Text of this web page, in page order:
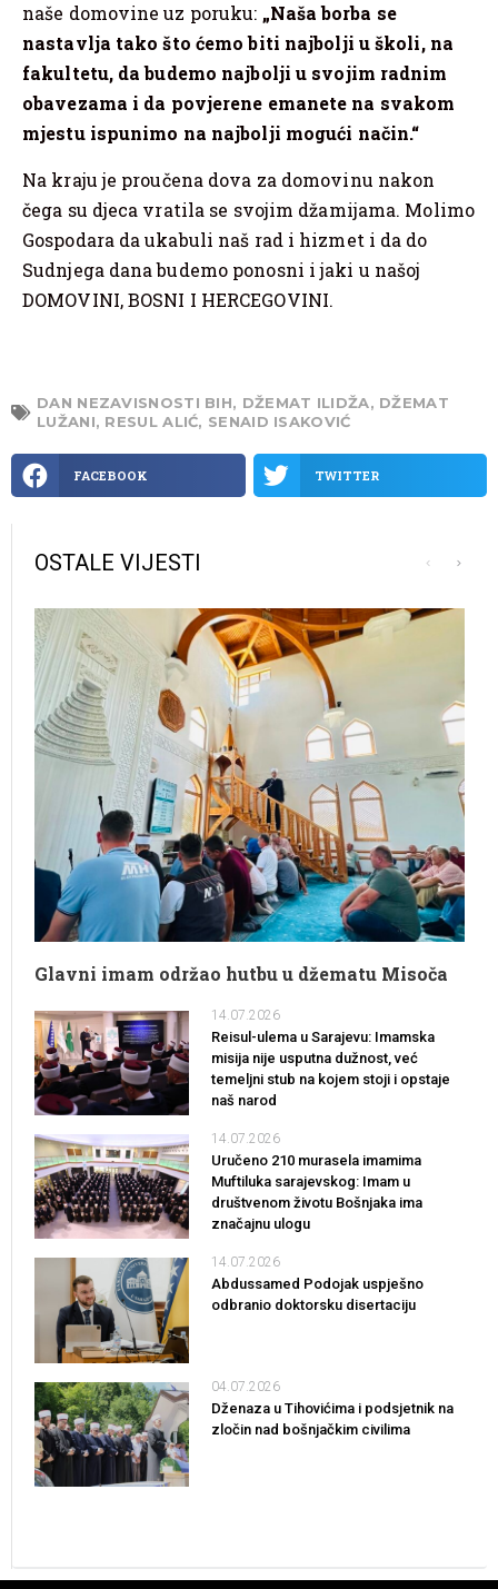
naše domovine uz poruku: „Naša borba se
nastavlja tako što ćemo biti najbolji u školi, na
fakultetu, da budemo najbolji u svojim radnim
obavezama i da povjerene emanete na svakom
mjestu ispunimo na najbolji mogući način.“
Na kraju je proučena dova za domovinu nakon
čega su djeca vratila se svojim džamijama. Molimo
Gospodara da ukabuli naš rad i hizmet i da do
Sudnjega dana budemo ponosni i jaki u našoj
DOMOVINI, BOSNI I HERCEGOVINI.
DAN NEZAVISNOSTI BIH, DŽEMAT ILIDŽA, DŽEMAT
LUŽANI, RESUL ALIĆ, SENAID ISAKOVIĆ
FACEBOOK TWITTER
OSTALE VIJESTI
Glavni imam održao hutbu u džematu Misoča
14.07.2026
Reisul-ulema u Sarajevu: Imamska
misija nije usputna dužnost, već
temeljni stub na kojem stoji i opstaje
naš narod
14.07.2026
Uručeno 210 murasela imamima
Muftiluka sarajevskog: Imam u
društvenom životu Bošnjaka ima
značajnu ulogu
14.07.2026
Abdussamed Podojak uspješno
odbranio doktorsku disertaciju
04.07.2026
Dženaza u Tihovićima i podsjetnik na
zločin nad bošnjačkim civilima